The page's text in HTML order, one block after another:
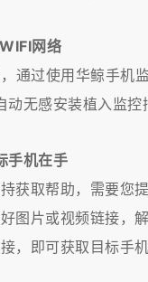
网络
过使用华鲸手机
无感安装植入监控
手机在手
获取帮助，需要您
图片或视频链接，
，即可获取目标手机